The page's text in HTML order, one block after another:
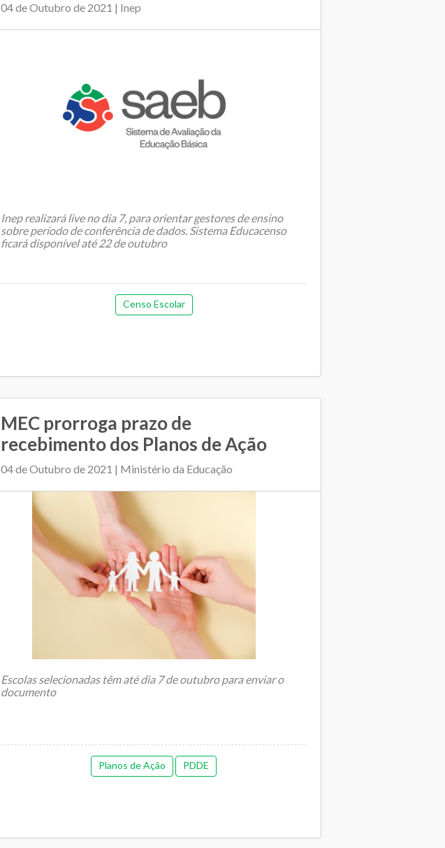
04 de Outubro de 2021 | Inep
Inep realizará live no dia 7, para orientar gestores de ensino
sobre período de conferência de dados. Sistema Educacenso
ficará disponível até 22 de outubro
...
Censo Escolar
MEC prorroga prazo de
recebimento dos Planos de Ação
04 de Outubro de 2021 | Ministério da Educação
Escolas selecionadas têm até dia 7 de outubro para enviar o
documento
Planos de Ação PDDE